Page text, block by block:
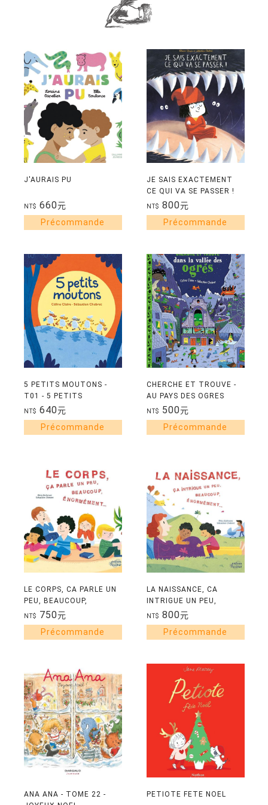
J'AURAIS PU
NT$ 660元
JE SAIS EXACTEMENT
CE QUI VA SE PASSER !
NT$ 800元
5 PETITS MOUTONS -
T01 - 5 PETITS
MOUTONS
NT$ 640元
CHERCHE ET TROUVE -
AU PAYS DES OGRES
NT$ 500元
LE CORPS, CA PARLE UN
PEU, BEAUCOUP,
ENORMEMENT
NT$ 750元
LA NAISSANCE, CA
INTRIGUE UN PEU,
BEAUCOUP,
ENORMEMENT...
NT$ 800元
ANA ANA - TOME 22 -
PETIOTE FETE NOEL